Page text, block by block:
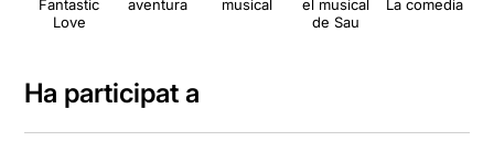
Fantastic
Love
aventura
musical
el musical
de Sau
La comedia
Ha participat a